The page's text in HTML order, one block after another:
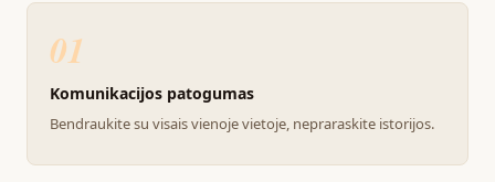
01
Komunikacijos patogumas
Bendraukite su visais vienoje vietoje, nepraraskite istorijos.